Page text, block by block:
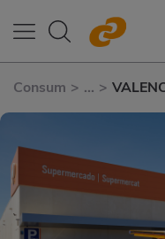
Consum > ... >